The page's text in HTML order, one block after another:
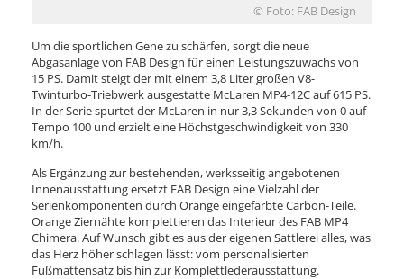
© Foto: FAB Design
Um die sportlichen Gene zu schärfen, sorgt die neue
Abgasanlage von FAB Design für einen Leistungszuwachs von
15 PS. Damit steigt der mit einem 3,8 Liter großen V8-
Twinturbo-Triebwerk ausgestatte McLaren MP4-12C auf 615 PS.
In der Serie spurtet der McLaren in nur 3,3 Sekunden von 0 auf
Tempo 100 und erzielt eine Höchstgeschwindigkeit von 330
km/h.
Als Ergänzung zur bestehenden, werksseitig angebotenen
Innenausstattung ersetzt FAB Design eine Vielzahl der
Serienkomponenten durch Orange eingefärbte Carbon-Teile.
Orange Ziernähte komplettieren das Interieur des FAB MP4
Chimera. Auf Wunsch gibt es aus der eigenen Sattlerei alles, was
das Herz höher schlagen lässt: vom personalisierten
Fußmattensatz bis hin zur Komplettlederausstattung.